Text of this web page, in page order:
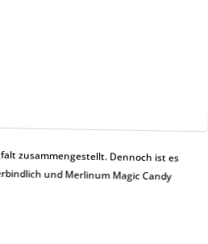
zusammengestellt. Dennoch ist es
verbindlich und Merlinum Magic Candy